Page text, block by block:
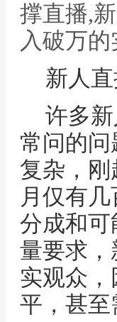
撑直播,
入破万
新人
许多
常问的
复杂，
月仅有
分成和
量要求
实观众
平，甚